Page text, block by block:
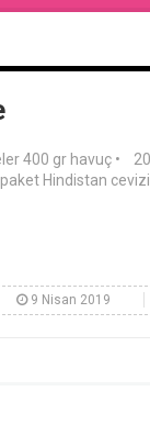
400 gr havuç •
Hindistan
9 Nisan 2019